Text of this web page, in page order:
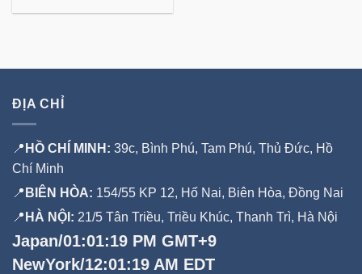
là:
tại
ĐỊA CHỈ
📍 HỒ CHÍ MINH: 39c, Bình Phú, Tam Phú, Thủ Đức, Hồ
Chí Minh
📍 BIÊN HÒA: 154/55 KP 12, Hố Nai, Biên Hòa, Đồng Nai
📍 HÀ NỘI: 21/5 Tân Triều, Triều Khúc, Thanh Trì, Hà Nội
Japan/01:01:20 PM GMT+9
NewYork/12:01:20 AM EDT